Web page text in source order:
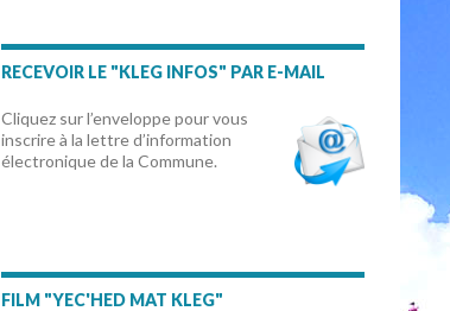
RECEVOIR LE "KLEG INFOS" PAR E-MAIL
Cliquez sur l’enveloppe pour vous
inscrire à la lettre d’information
électronique de la Commune.
FILM "YEC'HED MAT KLEG"